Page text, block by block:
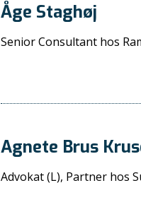
Åge Staghøj
Senior Consultant hos
Agnete Brus
Advokat (L), Partner hos